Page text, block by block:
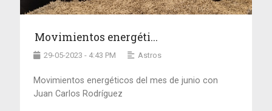
Movimientos energéti...
29-05-2023 - 4:43 PM Astros
Movimientos energéticos del mes de junio con
Juan Carlos Rodríguez